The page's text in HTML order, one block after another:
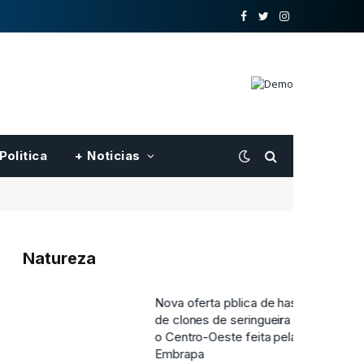
o
TwitterInstagram
Politica + Noticias
Natureza
Nova oferta pblica de hastes
de clones de seringueira para
o Centro-Oeste feita pela
Embrapa